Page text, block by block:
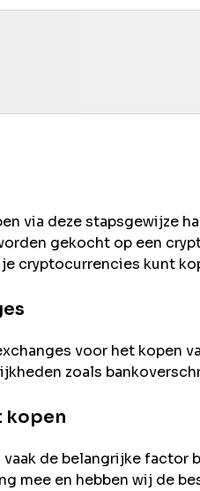
via deze stapsgewijze
gekocht op een
cryptocurrencies kunt
voor het kopen
zoals
kopen
vaak de belangrijke factor
mee en hebben wij de